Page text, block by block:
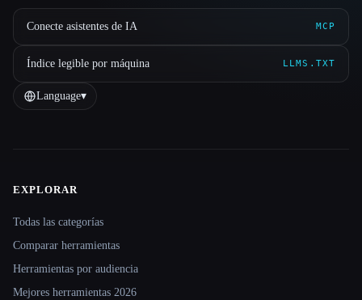
Conecte asistentes de IA MCP
Índice legible por máquina LLMS.TXT
Language▾
Site navigation
EXPLORAR
Todas las categorías
Comparar herramientas
Herramientas por audiencia
Mejores herramientas 2026